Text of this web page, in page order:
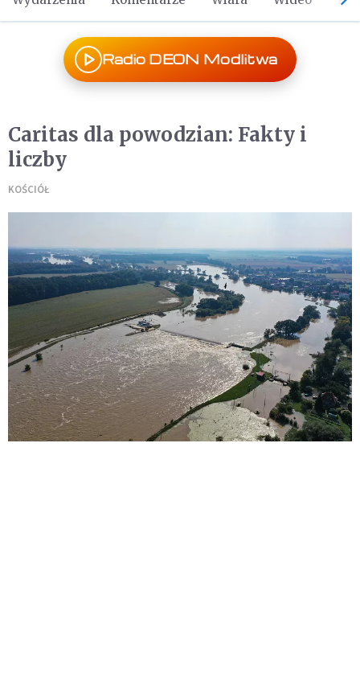
Radio DEON Modlitwa
Caritas dla powodzian: Fakty i
liczby
KOŚCIÓŁ